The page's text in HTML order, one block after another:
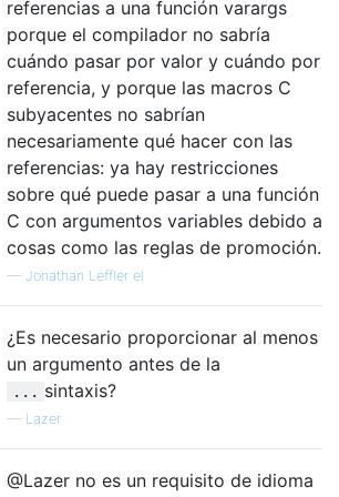
referencias a una función varargs
porque el compilador no sabría
cuándo pasar por valor y cuándo por
referencia, y porque las macros C
subyacentes no sabrían
necesariamente qué hacer con las
referencias: ya hay restricciones
sobre qué puede pasar a una función
C con argumentos variables debido a
cosas como las reglas de promoción.
— Jonathan Leffler el
¿Es necesario proporcionar al menos
un argumento antes de la
... sintaxis?
— Lazer
@Lazer no es un requisito de idioma